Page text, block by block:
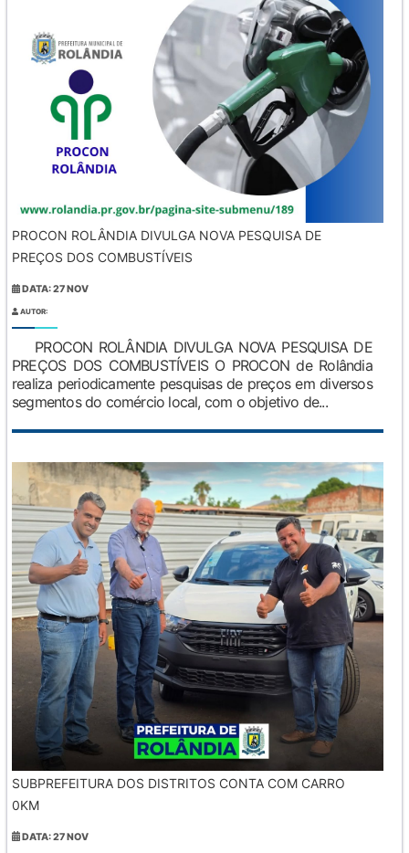
PROCON ROLÂNDIA DIVULGA NOVA PESQUISA DE
PREÇOS DOS COMBUSTÍVEIS
DATA: 27 NOV
AUTOR:
PROCON ROLÂNDIA DIVULGA NOVA PESQUISA DE
PREÇOS DOS COMBUSTÍVEIS O PROCON de Rolândia
realiza periodicamente pesquisas de preços em diversos
segmentos do comércio local, com o objetivo de...
SUBPREFEITURA DOS DISTRITOS CONTA COM CARRO
0KM
DATA: 27 NOV